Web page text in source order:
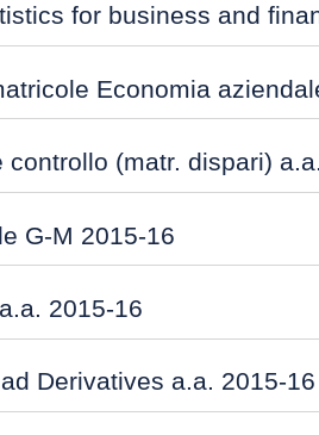
for business and
Economia
controllo (matr. dispari)
G-M 2015-16
2015-16
Derivatives a.a. 2015-16